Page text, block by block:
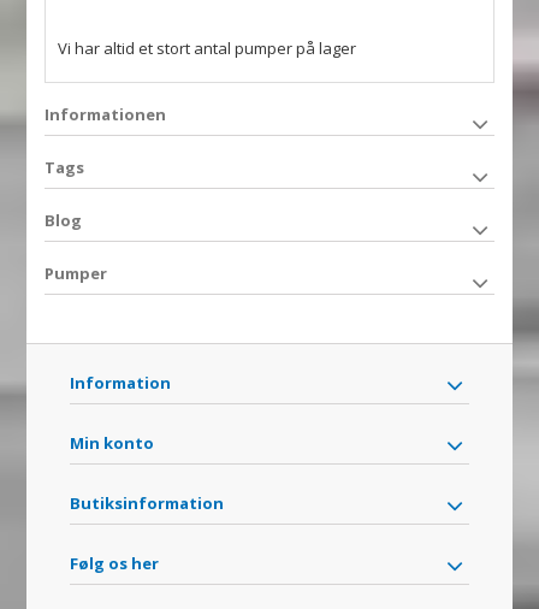
Vi har altid et stort antal pumper på lager
Informationen
Tags
Blog
Pumper
Information
Min konto
Butiksinformation
Følg os her